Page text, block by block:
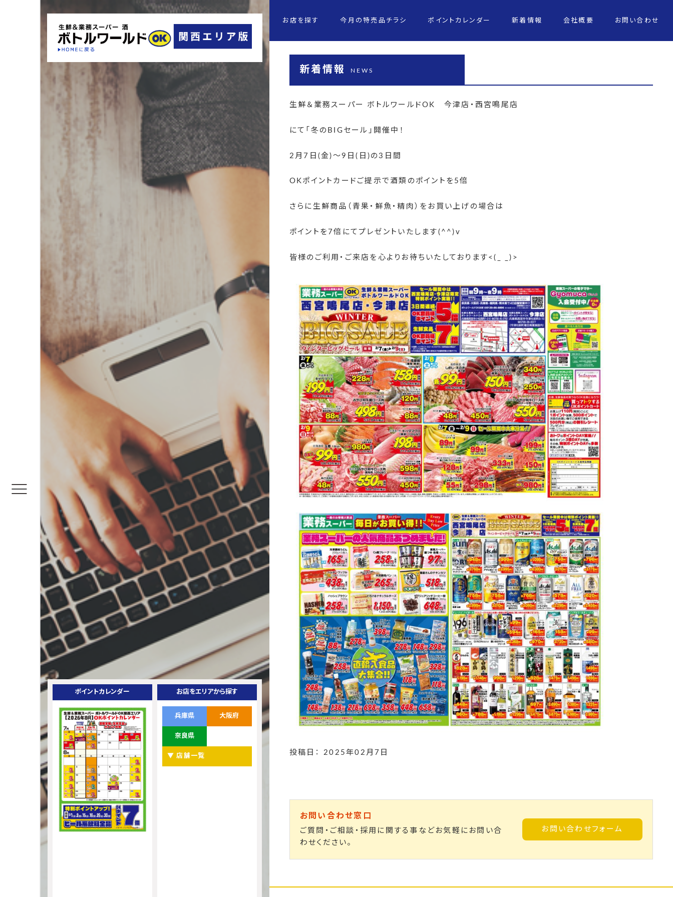
ポイントカレンダー お店をエリアから探す
兵庫県 大阪府
奈良県
▼ 店舗一覧
お店を探す 今月の特売品チラシ ポイントカレンダー 新着情報 会社概要 お問い合わせ
新着情報 NEWS
生鮮＆業務スーパー ボトルワールドOK 今津店・西宮鳴尾店
にて「冬のBIGセール」開催中！
2月7日(金)～9日(日)の3日間
OKポイントカードご提示で酒類のポイントを5倍
さらに生鮮商品（青果・鮮魚・精肉）をお買い上げの場合は
ポイントを7倍にてプレゼントいたします(^^)v
皆様のご利用・ご来店を心よりお待ちいたしております<(_ _)>
投稿日： 2025年02月7日
お問い合わせ窓口
ご質問・ご相談・採用に関する事などお気軽にお問い合
わせください。
お問い合わせフォーム